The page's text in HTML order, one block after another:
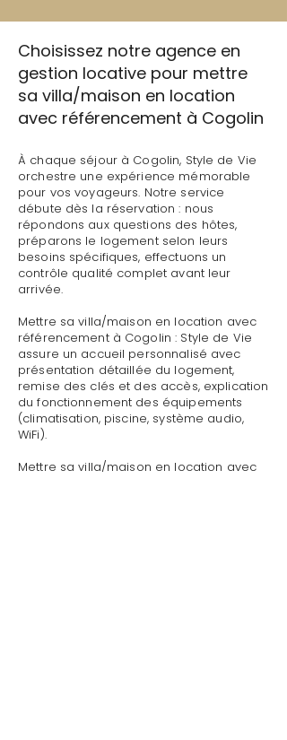
Choisissez notre agence en
gestion locative pour mettre
sa villa/maison en location
avec référencement à Cogolin
À chaque séjour à Cogolin, Style de Vie
orchestre une expérience mémorable
pour vos voyageurs. Notre service
débute dès la réservation : nous
répondons aux questions des hôtes,
préparons le logement selon leurs
besoins spécifiques, effectuons un
contrôle qualité complet avant leur
arrivée.
Mettre sa villa/maison en location avec
référencement à Cogolin : Style de Vie
assure un accueil personnalisé avec
présentation détaillée du logement,
remise des clés et des accès, explication
du fonctionnement des équipements
(climatisation, piscine, système audio,
WiFi).
Mettre sa villa/maison en location avec